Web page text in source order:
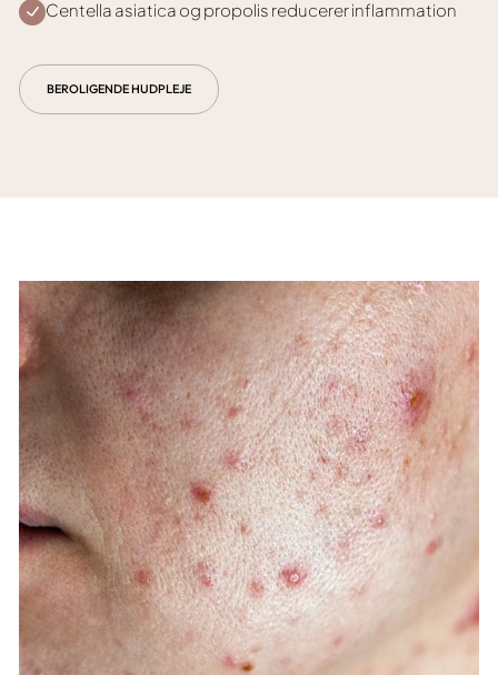
Centella asiatica og propolis reducerer inflammation
BEROLIGENDE HUDPLEJE